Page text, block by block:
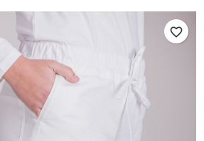
favorite_border